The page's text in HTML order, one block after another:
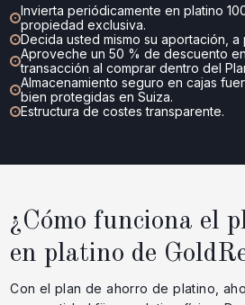
Invierta periódicamente en platino
propiedad exclusiva.
Decida usted mismo su aportación,
Aproveche un 50 % de descuento
transacción al comprar dentro del
Almacenamiento seguro en cajas
bien protegidas en Suiza.
Estructura de costes transparente.
¿Cómo funciona el
en platino de
Con el plan de ahorro de platino,